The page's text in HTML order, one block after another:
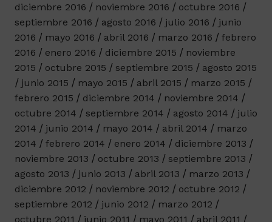
diciembre 2016
noviembre 2016
octubre 2016
septiembre 2016
agosto 2016 julio 2016
junio
2016
mayo 2016 abril 2016 marzo 2016
febrero
2016
enero 2016 diciembre 2015
noviembre
2015
octubre 2015 septiembre 2015
agosto 2015
junio 2015
mayo 2015 abril 2015
marzo 2015
febrero 2015
diciembre 2014
noviembre 2014
octubre 2014
septiembre 2014 agosto 2014
julio
2014
junio 2014 mayo 2014 abril 2014
marzo
2014
febrero 2014 enero 2014
diciembre 2013
noviembre 2013
octubre 2013
septiembre 2013
agosto 2013
junio 2013 abril 2013
marzo 2013
diciembre 2012
noviembre 2012
octubre 2012
septiembre 2012
junio 2012
marzo 2012
octubre 2011
junio 2011 mayo 2011
abril 2011